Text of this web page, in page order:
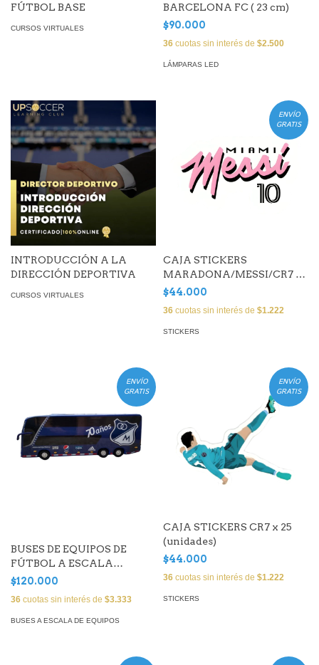
FÚTBOL BASE
CURSOS VIRTUALES
BARCELONA FC ( 23 cm)
$90.000
36 cuotas sin interés de $2.500
LÁMPARAS LED
INTRODUCCIÓN A LA
DIRECCIÓN DEPORTIVA
CURSOS VIRTUALES
ENVÍO
GRATIS
CAJA STICKERS
MARADONA/MESSI/CR7 x
25 (unidades)
$44.000
36 cuotas sin interés de $1.222
STICKERS
ENVÍO
GRATIS
BUSES DE EQUIPOS DE
FÚTBOL A ESCALA
(Millonarios F.C.)
$120.000
36 cuotas sin interés de $3.333
BUSES A ESCALA DE EQUIPOS
ENVÍO
GRATIS
CAJA STICKERS CR7 x 25
(unidades)
$44.000
36 cuotas sin interés de $1.222
STICKERS